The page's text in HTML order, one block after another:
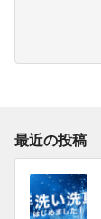
最近の投稿